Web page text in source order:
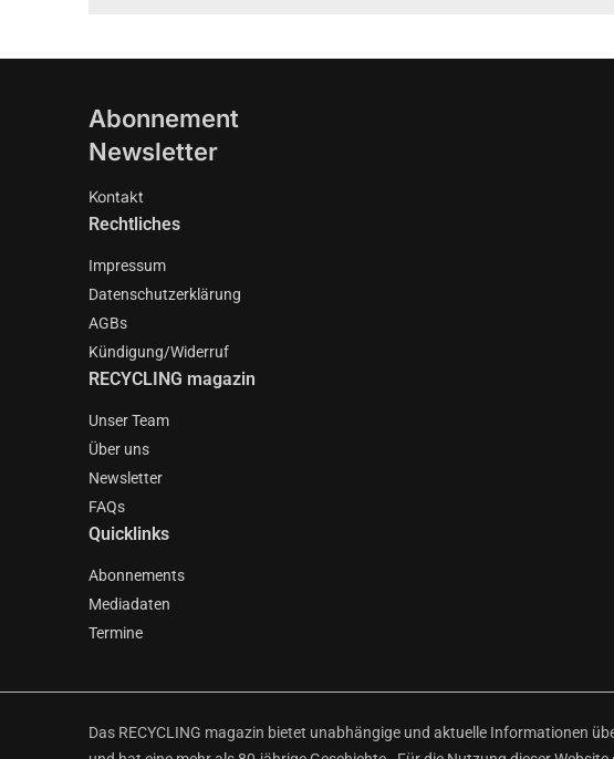
Abonnement
Newsletter
Kontakt
Rechtliches
Impressum
Datenschutzerklärung
AGBs
Kündigung/Widerruf
RECYCLING magazin
Unser Team
Über uns
Newsletter
FAQs
Quicklinks
Abonnements
Mediadaten
Termine
Das RECYCLING magazin bietet unabhängige und aktuelle Informationen